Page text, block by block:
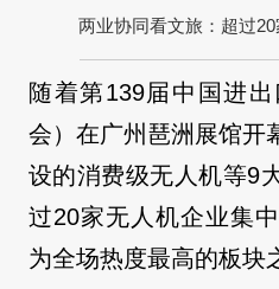
两业协同看文旅：超过
随着第139届中国进
会）在广州琶洲展馆开
设的消费级无人机等9
过20家无人机企业集
为全场热度最高的板块